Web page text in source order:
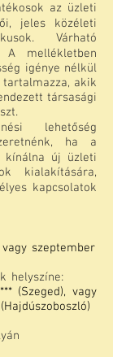
az üzleti
jeles közéleti
Várható
mellékletben
igénye nélkül
akik
társasági
lehetőség
ha a
kínálna új üzleti
kialakítására,
kapcsolatok
szeptember
helyszíne:
(Szeged), vagy